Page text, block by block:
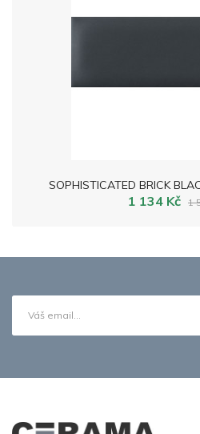
SOPHISTICATED BRICK
1 134 Kč 1